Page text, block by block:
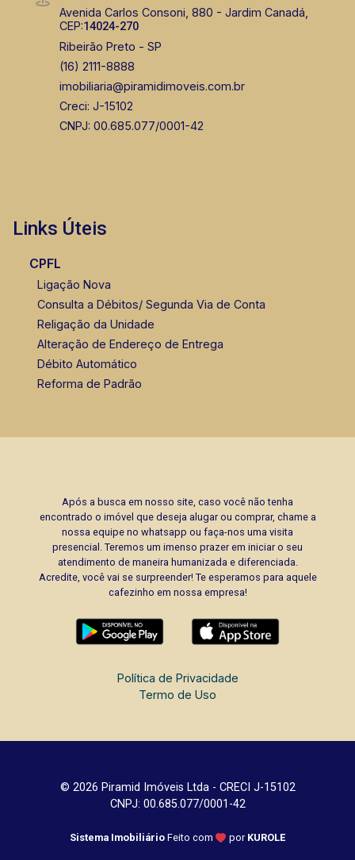
Avenida Carlos Consoni, 880 - Jardim Canadá,
CEP:14024-270
Ribeirão Preto - SP
(16) 2111-8888
imobiliaria@piramidimoveis.com.br
Creci: J-15102
CNPJ: 00.685.077/0001-42
Links Úteis
CPFL
Ligação Nova
Consulta a Débitos/ Segunda Via de Conta
Religação da Unidade
Alteração de Endereço de Entrega
Débito Automático
Reforma de Padrão
Após a busca em nosso site, caso você não tenha
encontrado o imóvel que deseja alugar ou comprar, chame a
nossa equipe no whatsapp ou faça-nos uma visita
presencial. Teremos um imenso prazer em iniciar o seu
atendimento de maneira humanizada e diferenciada.
Acredite, você vai se surpreender! Te esperamos para aquele
cafezinho em nossa empresa!
Política de Privacidade
Termo de Uso
© 2026 Piramid Imóveis Ltda - CRECI J-15102
CNPJ: 00.685.077/0001-42
Sistema Imobiliário Feito com por KUROLE